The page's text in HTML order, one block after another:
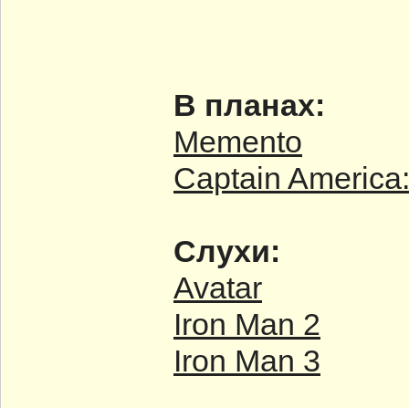
В планах:
Memento
Captain
Слухи:
Avatar
Iron Man 2
Iron Man 3